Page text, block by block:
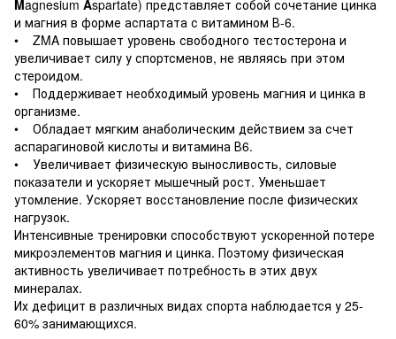
Magnesium Aspartate) представляет собой сочетание цинка
и магния в форме аспартата с витамином В-6.
• ZMA повышает уровень свободного тестостерона и
увеличивает силу у спортсменов, не являясь при этом
стероидом.
• Поддерживает необходимый уровень магния и цинка в
организме.
• Обладает мягким анаболическим действием за счет
аспарагиновой кислоты и витамина В6.
• Увеличивает физическую выносливость, силовые
показатели и ускоряет мышечный рост. Уменьшает
утомление. Ускоряет восстановление после физических
нагрузок.
Интенсивные тренировки способствуют ускоренной потере
микроэлементов магния и цинка. Поэтому физическая
активность увеличивает потребность в этих двух
минералах.
Их дефицит в различных видах спорта наблюдается у 25-
60% занимающихся.